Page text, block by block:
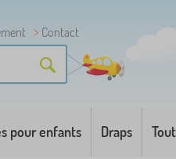
Contact
pour enfants Draps